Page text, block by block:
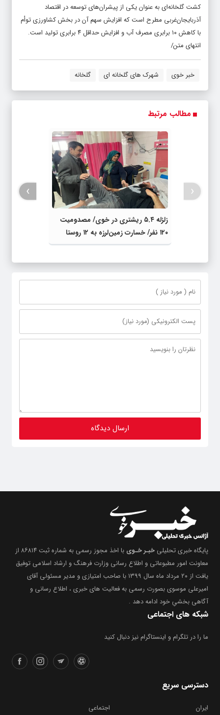
کشت گلخانه‌ای به عنوان یکی از پیشران‌های توسعه در اقتصاد
آذربایجان‌غربی مطرح است که افزایش سهم آن در بخش کشاورزی توأم
با کاهش ۱۰ برابری مصرف آب و افزایش حداقل ۴ برابری تولید است.
انتهای متن/
خبر خوی شهرک های گلخانه ای گلخانه
مطالب مرتبط
زلزله ۵.۴ ریشتری در خوی/ مصدومیت
۱۲۰ نفر/ خسارت زمین‌لرزه به ۱۲ روستا
‹
›
پایگاه خبری تحلیلی خبـر خـوی
با اخذ مجوز رسمی به شماره ثبت ۸۶۸۱۴ از
معاونت امور مطبوعاتی و اطلاع رسانی وزارت فرهنگ و ارشاد اسلامی توفیق
یافت از ۲۰ مرداد ماه سال ۱۳۹۹ با صاحب امتیازی و مدیر مسئولی آقای
امیرعلی موسوی بصورت رسمی به فعالیت های خبری ، اطلاع رسانی و
آگاهی بخشیِ خود ادامه دهد .
شبکه های اجتماعی
ما را در تلگرام و اینستاگرام نیز دنبال کنید
دسترسی سریع
ایران اجتماعی